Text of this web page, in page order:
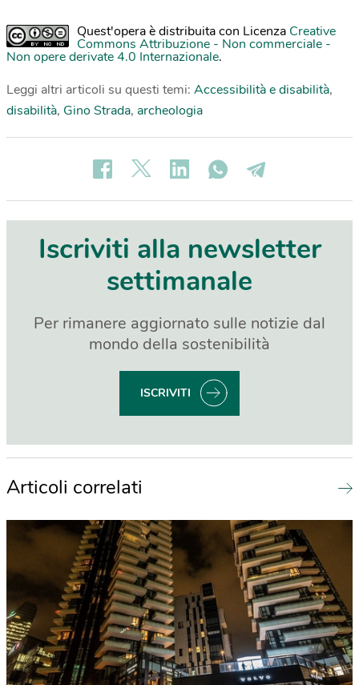
Quest'opera è distribuita con Licenza Creative
Commons Attribuzione - Non commerciale -
Non opere derivate 4.0 Internazionale.
Leggi altri articoli su questi temi: Accessibilità e disabilità,
disabilità, Gino Strada, archeologia
Iscriviti alla newsletter
settimanale
Per rimanere aggiornato sulle notizie dal
mondo della sostenibilità
ISCRIVITI
Articoli correlati